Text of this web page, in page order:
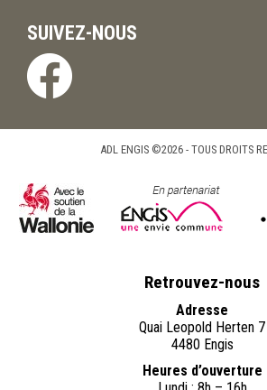
SUIVEZ-NOUS
ADL ENGIS ©2026 - TOUS DROITS
Retrouvez-nous
Adresse
Quai Leopold Herten 7
4480 Engis
Heures d’ouverture